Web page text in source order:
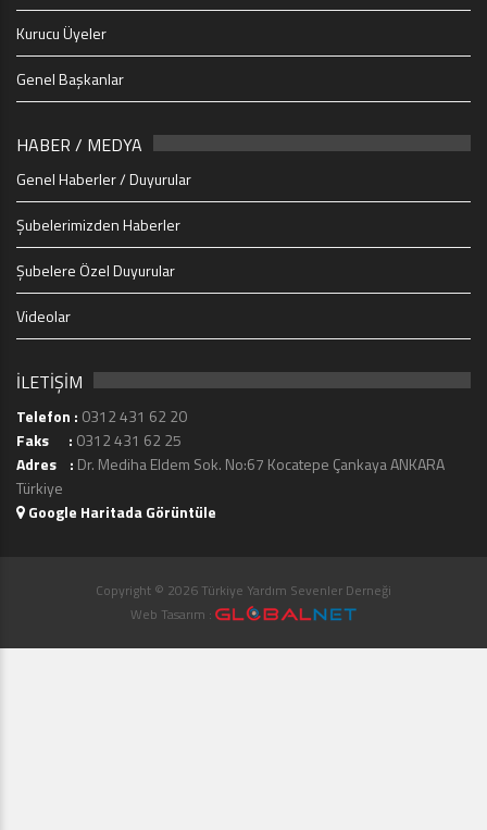
Kurucu Üyeler
Genel Başkanlar
HABER / MEDYA
Genel Haberler / Duyurular
Şubelerimizden Haberler
Şubelere Özel Duyurular
Videolar
İLETİŞİM
Telefon : 0312 431 62 20
Faks : 0312 431 62 25
Adres : Dr. Mediha Eldem Sok. No:67 Kocatepe Çankaya ANKARA
Türkiye
Google Haritada Görüntüle
Copyright © 2026 Türkiye Yardım Sevenler Derneği
Web Tasarım :